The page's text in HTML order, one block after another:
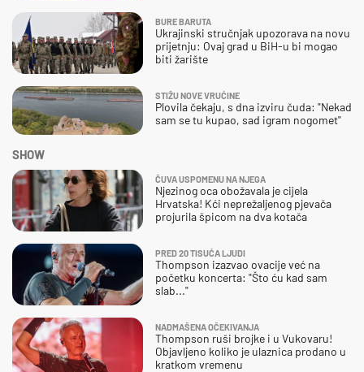
BURE BARUTA
Ukrajinski stručnjak upozorava na novu
prijetnju: Ovaj grad u BiH-u bi mogao
biti žarište
STIŽU NOVE VRUĆINE
Plovila čekaju, s dna izviru čuda: "Nekad
sam se tu kupao, sad igram nogomet"
SHOW
ČUVA USPOMENU NA NJEGA
Njezinog oca obožavala je cijela
Hrvatska! Kći neprežaljenog pjevača
projurila špicom na dva kotača
PRED 20 TISUĆA LJUDI
Thompson izazvao ovacije već na
početku koncerta: "Što ću kad sam
slab..."
NADMAŠENA OČEKIVANJA
Thompson ruši brojke i u Vukovaru!
Objavljeno koliko je ulaznica prodano u
kratkom vremenu